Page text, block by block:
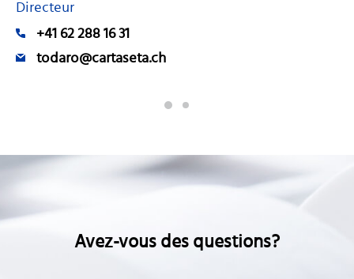
Directeur
+41 62 288 16 31
todaro@cartaseta.ch
Avez-vous des questions?